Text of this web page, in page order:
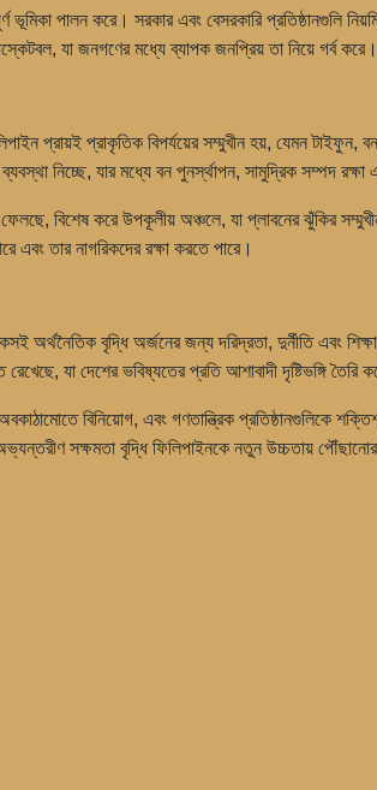
ভূমিকা পালন করে। সরকার এবং বেসরকারি
যা জনগণের মধ্যে ব্যাপক জনপ্রিয় তা নিয়ে গর্ব করে।
প্রায়ই প্রাকৃতিক বিপর্যয়ের সম্মুখীন হয়, যেমন
নিচ্ছে, যার মধ্যে বন পুনর্স্থাপন, সামুদ্রিক সম্পদ
ফেলছে, বিশেষ করে উপকূলীয় অঞ্চলে, যা প্লাবনের ঝুঁকির
এবং তার নাগরিকদের রক্ষা করতে পারে।
বৃদ্ধি অর্জনের জন্য দরিদ্রতা, দুর্নীতি এবং
যা দেশের ভবিষ্যতের প্রতি আশাবাদী দৃষ্টিভঙ্গি তৈরি
বিনিয়োগ, এবং গণতান্ত্রিক প্রতিষ্ঠানগুলিকে
সক্ষমতা বৃদ্ধি ফিলিপাইনকে নতুন উচ্চতায়